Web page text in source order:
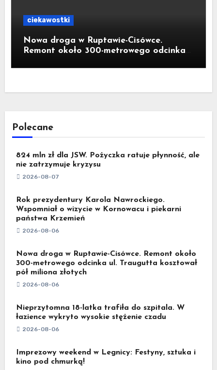
ciekawostki
Nowa droga w Ruptawie-Cisówce.
Remont około 300-metrowego odcinka
złotych
Polecane
824 mln zł dla JSW. Pożyczka ratuje płynność, ale
nie zatrzymuje kryzysu
2026-08-07
Rok prezydentury Karola Nawrockiego.
Wspomniał o wizycie w Kornowacu i piekarni
państwa Krzemień
2026-08-06
Nowa droga w Ruptawie-Cisówce. Remont około
300-metrowego odcinka ul. Traugutta kosztował
pół miliona złotych
2026-08-06
Nieprzytomna 18-latka trafiła do szpitala. W
łazience wykryto wysokie stężenie czadu
2026-08-06
Imprezowy weekend w Legnicy: Festyny, sztuka i
kino pod chmurką!